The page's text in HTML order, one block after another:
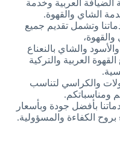
العربية وخدمة
الشاي والقهوة.
وتشمل تقديم جميع
والقهوة،
والشاي بالنعناع
العربية والتركية
والكراسي لتناسب
ومناسباتكم.
بأفضل جودة وبأسعار
بروح الكفاءة والمسؤولية.